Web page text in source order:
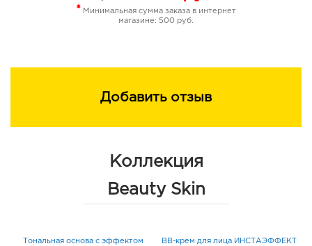
* Минимальная сумма заказа в интернет
магазине: 500 руб.
Добавить отзыв
Коллекция
Beauty Skin
Тональная основа с эффектом
BB-крем для лица ИНСТАЭФФЕКТ